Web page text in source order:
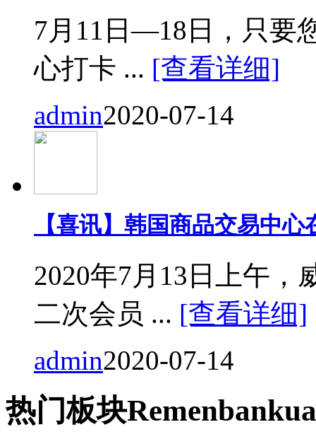
7月11日—18日，只要
心打卡 ... [查看详细]
admin2020-07-14
【喜讯】韩国商品交易中
2020年7月13日上午，
二次会员 ... [查看详细]
admin2020-07-14
热门板块Remen